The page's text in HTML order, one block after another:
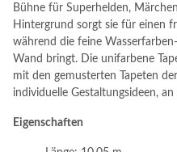
Bühne für Superhelden,
Hintergrund sorgt sie für einen
während die feine
Wand bringt. Die unifarbene
mit den gemusterten Tapeten
individuelle Gestaltungsideen,
Eigenschaften